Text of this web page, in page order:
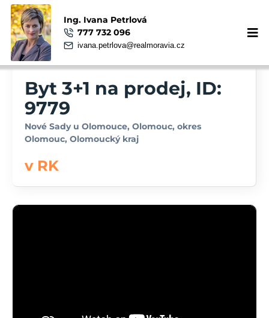
Ing. Ivana Petrlová
777 732 096
ivana.petrlova@realmoravia.cz
Byt 3+1 na prodej, ID:
9779
Nové Sady u Olomouce, Olomouc, okres
Olomouc, Olomoucký kraj
v RK